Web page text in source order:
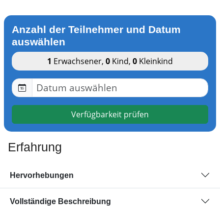
Anzahl der Teilnehmer und Datum
auswählen
1 Erwachsener, 0 Kind, 0 Kleinkind
Verfügbarkeit prüfen
Erfahrung
Hervorhebungen
Vollständige Beschreibung